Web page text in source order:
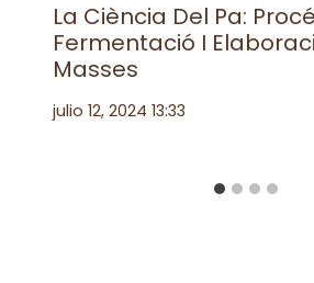
La Ciència Del Pa:
Fermentació I
Masses
julio 12, 2024 13:33